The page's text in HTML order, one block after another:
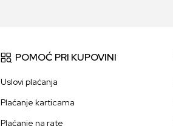
POMOĆ PRI KUPOVINI
Uslovi plaćanja
Plaćanje karticama
Plaćanje na rate